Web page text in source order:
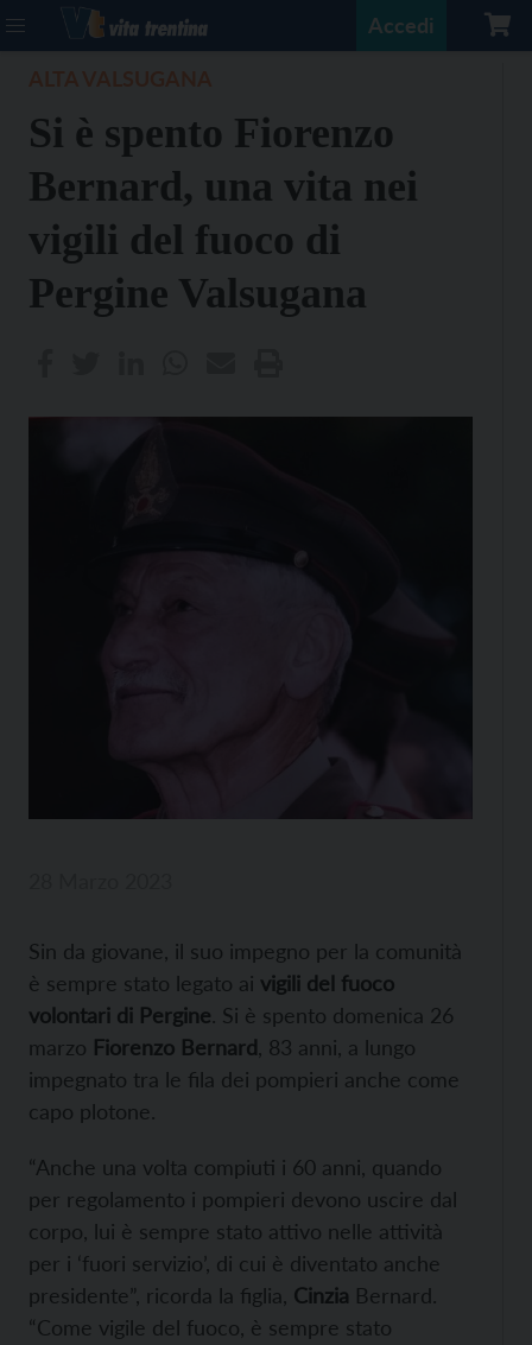
Accedi
Si è spento Fiorenzo
Bernard, una vita nei
vigili del fuoco di
Pergine Valsugana
Sin da giovane, il suo impegno per la comunità
è sempre stato legato ai vigili del fuoco
volontari di Pergine. Si è spento domenica 26
marzo Fiorenzo Bernard , 83 anni, a lungo
impegnato tra le fila dei pompieri anche come
capo plotone.
“Anche una volta compiuti i 60 anni, quando
per regolamento i pompieri devono uscire dal
corpo, lui è sempre stato attivo nelle attività
per i ‘fuori servizio’, di cui è diventato anche
presidente”, ricorda la figlia, Cinzia Bernard.
“Come vigile del fuoco, è sempre stato